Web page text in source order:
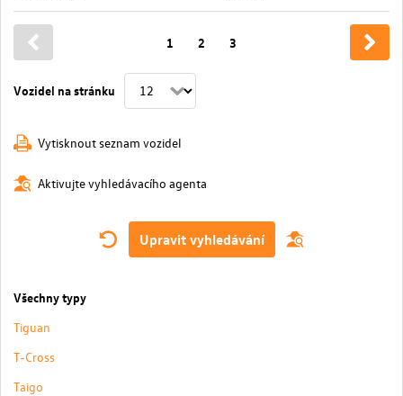
Vozidel na stránku
1 2 3
Vytisknout seznam vozidel
Aktivujte vyhledávacího agenta
Upravit vyhledávání
Všechny typy
Tiguan
T-Cross
Taigo